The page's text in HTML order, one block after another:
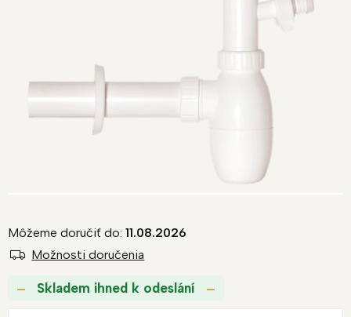
Skladem ihned k odeslání
Môžeme doručiť do: 11.08.2026
Možnosti doručenia